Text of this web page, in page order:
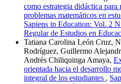
como estrategia didáctica
problemas matemáticos en
Sapiens in Education: Vol. 2
Regular de Estudios en
Tatiana Carolina León Cruz,
Rodríguez, Guillermo
Andrés Chiliquinga Amaya,
orientada hacia el desarrollo
integral de los estudiantes ,